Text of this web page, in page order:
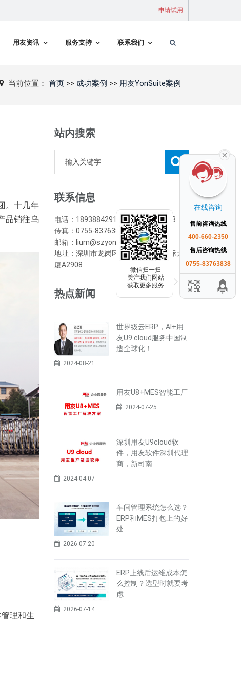
申请试用
用友资讯 服务支持 联系我们
当前位置： 首页 >> 成功案例 >> 用友YonSuite案例
。十几年
品销往乌
理和生
站内搜索
联系信息
电话：18938842916/0755-82971733
传真：0755-83763838
邮箱：lium@szyonyou.cn
地址：深圳市龙岗区横岗街道荣德国际大
厦A2908
热点新闻
世界级云ERP，AI+用
友U9 cloud服务中国制
造全球化！
2024-08-21
用友U8+MES智能工厂
2024-07-25
深圳用友U9cloud软
件，用友软件深圳代理
商，新司南
2024-04-07
车间管理系统怎么选？
ERP和MES打包上的好
处
2026-07-20
ERP上线后运维成本怎
么控制？选型时就要考
虑
2026-07-14
在线咨询
售前咨询热线
400-660-2350
售后咨询热线
0755-83763838
微信扫一扫
关注我们网站
获取更多服务